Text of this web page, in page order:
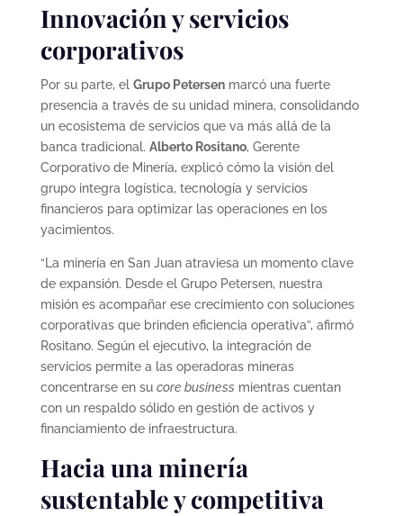
Innovación y servicios
corporativos
Por su parte, el Grupo Petersenmarcó una fuerte
presencia a través de su unidad minera, consolidando
un ecosistema de servicios que va más allá de la
banca tradicional. Alberto Rositano, Gerente
Corporativo de Minería, explicó cómo la visión del
grupo integra logística, tecnología y servicios
financieros para optimizar las operaciones en los
yacimientos.
“La minería en San Juan atraviesa un momento clave
de expansión. Desde el Grupo Petersen, nuestra
misión es acompañar ese crecimiento con soluciones
corporativas que brinden eficiencia operativa”, afirmó
Rositano. Según el ejecutivo, la integración de
servicios permite a las operadoras mineras
concentrarse en su core business mientras cuentan
con un respaldo sólido en gestión de activos y
financiamiento de infraestructura.
Hacia una minería
sustentable y competitiva